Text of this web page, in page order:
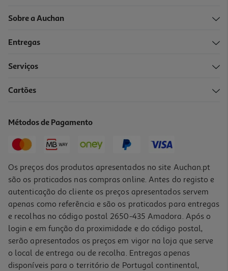
Sobre a Auchan
Entregas
Serviços
Cartões
Métodos de Pagamento
Os preços dos produtos apresentados no site Auchan.pt
são os praticados nas compras online. Antes do registo e
autenticação do cliente os preços apresentados servem
apenas como referência e são os praticados para entregas
e recolhas no código postal 2650-435 Amadora. Após o
login e em função da proximidade e do código postal,
serão apresentados os preços em vigor na loja que serve
o local de entrega ou de recolha. Entregas apenas
disponíveis para o território de Portugal continental,